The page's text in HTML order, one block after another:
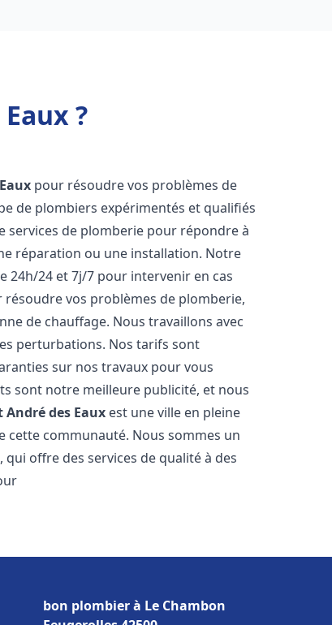
?
pour résoudre vos problèmes de
de plombiers expérimentés et qualifiés
services de plomberie pour répondre à
réparation ou une installation. Notre
24h/24 et 7j/7 pour intervenir en cas
vos problèmes de plomberie,
de chauffage. Nous travaillons avec
perturbations. Nos tarifs sont
sur nos travaux pour vous
sont notre meilleure publicité, et nous
André des Eaux est une ville en pleine
cette communauté. Nous sommes un
qui offre des services de qualité à des
bon plombier à Le Chambon